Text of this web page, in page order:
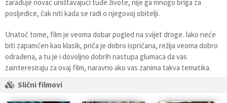
zarađuje novac uništavajući tuđe živote, nije ga mnogo briga za
posljedice, čak niti kada se radi o njegovoj obitelji.
Unatoč tome, film je veoma dobar pogled na svijet droge. Iako neće
biti zapamćen kao klasik, priča je dobro ispričana, režija veoma dobro
odrađena, a tu je i dovoljno dobrih nastupa glumaca da vas
zainteresiraju za ovaj film, naravno ako vas zanima takva tematika.
Slični filmovi